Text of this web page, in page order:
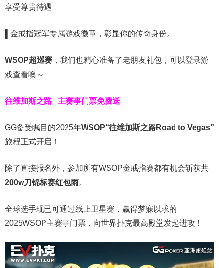
享受尊贵待遇
金戒指冠军专属游戏徽章，彰显你的传奇身份。
WSOP超巡赛 ，我们也精心准备了老朋友礼包，可以登录游
戏查看噢～
往维加斯之路 主赛事门票免费送
GG备受瞩目的2025年WSOP“往维加斯之路Road to Vegas”
旅程正式开启！
除了直接报名外，参加所有WSOP金戒指赛都有机会斩获共
200w刀锦标赛红包雨。
全球选手现已可通过线上卫星赛，赢得梦寐以求的
2025WSOP主赛事门票，向世界扑克最高殿堂发起进攻！